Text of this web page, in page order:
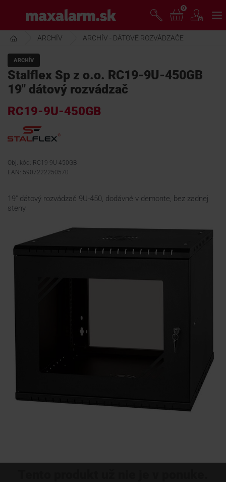
hlavnému
obsahu
www.maxalarm.sk
AKCIA MESIACA
PRODUKTY
PODPORA
KONTAKTY
0
ARCHÍV ARCHÍV - DÁTOVÉ ROZVÁDZAČE
ARCHÍV
Stalflex Sp z o.o. RC19-9U-450GB
19" dátový rozvádzač
RC19-9U-450GB
Obj. kód: RC19-9U-450GB
EAN: 5907222250570
19" dátový rozvádzač 9U-450, dodávné v demonte, bez zadnej
steny